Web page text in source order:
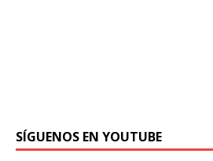
SÍGUENOS EN YOUTUBE